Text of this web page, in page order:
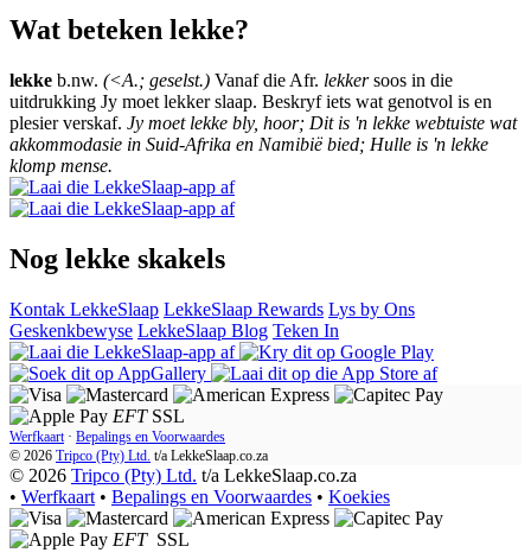
Wat beteken lekke?
lekke b.nw. (<A.; geselst.) Vanaf die Afr. lekkersoos in die
uitdrukking Jy moet lekker slaap. Beskryf iets wat genotvol is en
plesier verskaf. Jy moet lekke bly, hoor; Dit is 'n lekke webtuiste wat
akkommodasie in Suid-Afrika en Namibië bied; Hulle is 'n lekke
klomp mense.
Nog lekke skakels
Kontak LekkeSlaap LekkeSlaap Rewards Lys by Ons
Geskenkbewyse LekkeSlaap Blog Teken In
EFT SSL
Werfkaart · Bepalings en Voorwaardes
© 2026 Tripco (Pty) Ltd. t/a LekkeSlaap.co.za
© 2026 Tripco (Pty) Ltd. t/a LekkeSlaap.co.za
• Werfkaart • Bepalings en Voorwaardes • Koekies
EFT SSL